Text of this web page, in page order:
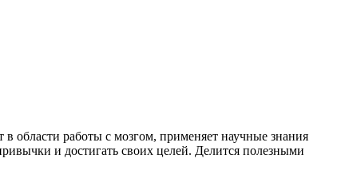
области работы с мозгом, применяет научные знания
и достигать своих целей. Делится полезными